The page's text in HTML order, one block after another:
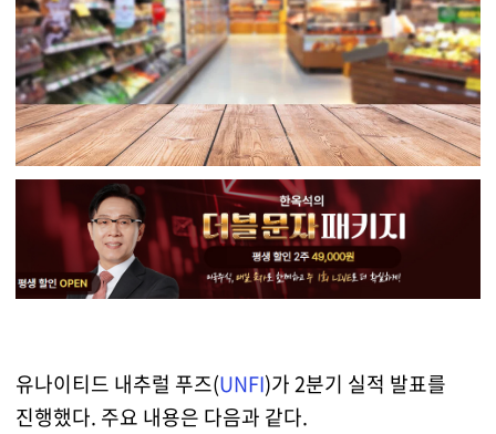
유나이티드 내추럴 푸즈(UNFI)가 2분기 실적 발표를
진행했다. 주요 내용은 다음과 같다.